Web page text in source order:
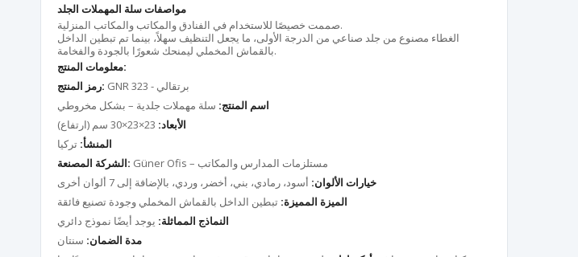
مواصفات سلة المهملات الجلد
صممت خصيصًا للاستخدام في الفنادق والمكاتب والمكاتب المنزلية.
الغطاء مصنوع من جلد صناعي من الدرجة الأولى، ما يجعل التنظيف سهلاً، بينما تم تبطين الداخل
بالقماش المخملي ليمنحك شعورًا بالجودة والفخامة.
معلومات المنتج:
رمز المنتج:
GNR 323 - برتقالي
اسم المنتج: سلة مهملات جلدية – بشكل مخروطي
الأبعاد:
المنشأ: تركيا
الشركة المصنعة:
Güner Ofis – مستلزمات المدارس والمكاتب
خيارات الألوان: أسود، رمادي، بني، أخضر، وردي، بالإضافة إلى 7 ألوان أخرى
الميزة المميزة: تبطين الداخل بالقماش المخملي وجودة تصنيع فائقة
النماذج المماثلة: يوجد أيضًا نموذج دائري
مدة الضمان: سنتان